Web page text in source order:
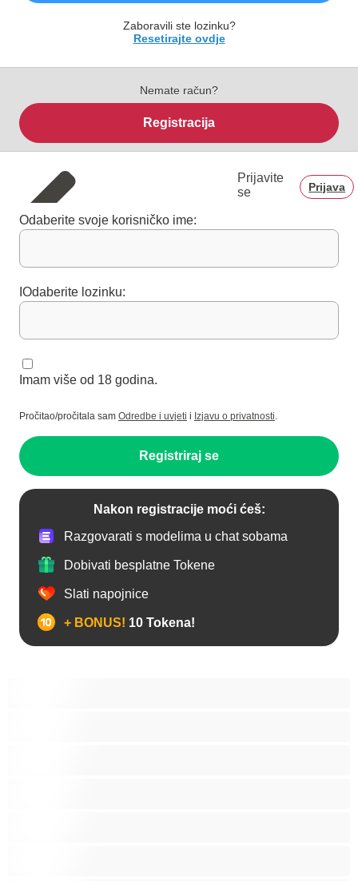
Zaboravili ste lozinku?
Resetirajte ovdje
Nemate račun?
Registracija
Prijavite
se
Prijava
Odaberite svoje korisničko ime:
IOdaberite lozinku:
Imam više od 18 godina.
Pročitao/pročitala sam Odredbe i uvjeti i Izjavu o privatnosti.
Registriraj se
Nakon registracije moći ćeš:
Razgovarati s modelima u chat sobama
Dobivati besplatne Tokene
Slati napojnice
+ BONUS! 10 Tokena!